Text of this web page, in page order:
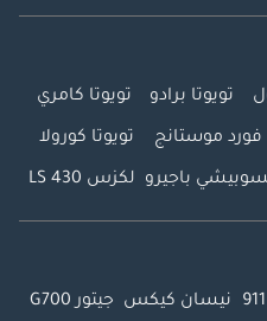
تويوتا برادو تويوتا كامري
فورد موستانج تويوتا كورولا
باجيرو لكزس LS 430
نيسان كيكس جيتور G700